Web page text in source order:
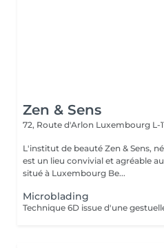
Zen & Sens
72, Route d'Arlon Luxembourg L-
L'institut de beauté Zen & Sens,
est un lieu convivial et agréable
situé à Luxembourg Be...
Microblading